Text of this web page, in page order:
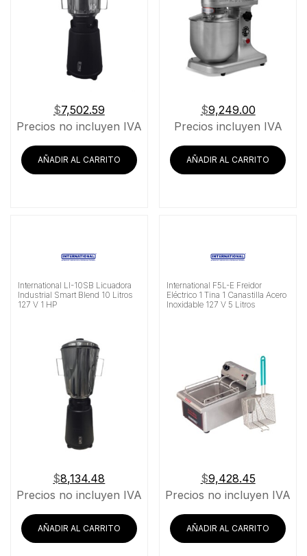
$7,502.59
Precios no incluyen IVA
AÑADIR AL CARRITO
$9,249.00
Precios incluyen IVA
AÑADIR AL CARRITO
International LI-10SB Licuadora
Industrial Smart Blend 10 Litros
127 V 1 HP
$8,134.48
Precios no incluyen IVA
AÑADIR AL CARRITO
International F5L-E Freidor
Eléctrico 1 Tina 1 Canastilla Acero
Inoxidable 127 V 5 Litros
$9,428.45
Precios no incluyen IVA
AÑADIR AL CARRITO